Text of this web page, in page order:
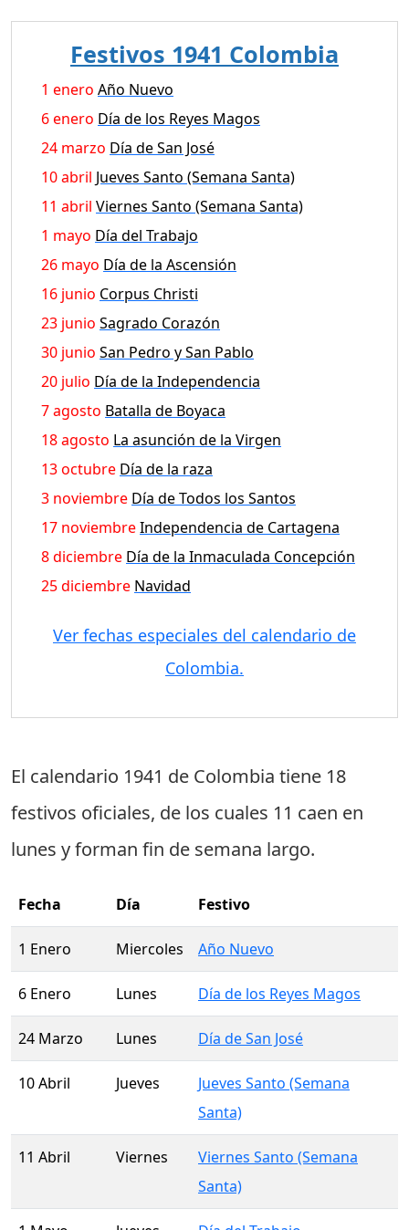
Festivos 1941 Colombia
1 enero Año Nuevo
6 enero Día de los Reyes Magos
24 marzo Día de San José
10 abril Jueves Santo (Semana Santa)
11 abril Viernes Santo (Semana Santa)
1 mayo Día del Trabajo
26 mayo Día de la Ascensión
16 junio Corpus Christi
23 junio Sagrado Corazón
30 junio San Pedro y San Pablo
20 julio Día de la Independencia
7 agosto Batalla de Boyaca
18 agosto La asunción de la Virgen
13 octubre Día de la raza
3 noviembre Día de Todos los Santos
17 noviembreIndependencia de Cartagena
8 diciembre Día de la Inmaculada Concepción
25 diciembre Navidad
Ver fechas especiales del calendario de
Colombia.
El calendario 1941 de Colombia tiene 18
festivos oficiales, de los cuales 11 caen en
lunes y forman fin de semana largo.
Fecha Día Festivo
1 Enero Miercoles Año Nuevo
6 Enero Lunes Día de los Reyes Magos
24 Marzo Lunes Día de San José
10 Abril Jueves
Jueves Santo (Semana
Santa)
11 Abril Viernes
Viernes Santo (Semana
Santa)